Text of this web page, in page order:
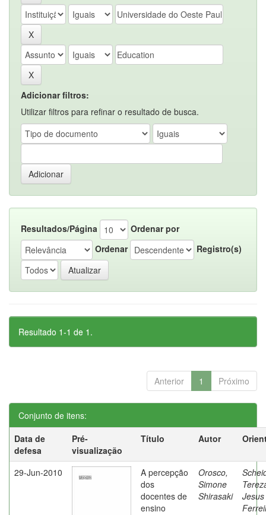
Adicionar filtros:
Utilizar filtros para refinar o resultado de busca.
Resultados/Página
Ordenar por
Ordenar
Registro(s)
Resultado 1-1 de 1.
Anterior 1 Próximo
Conjunto de itens:
Data de
defesa
Pré-
visualização
Título Autor
29-Jun-2010
A percepção
dos
docentes de
ensino
Orosco,
Simone
Shirasaki
Jesus